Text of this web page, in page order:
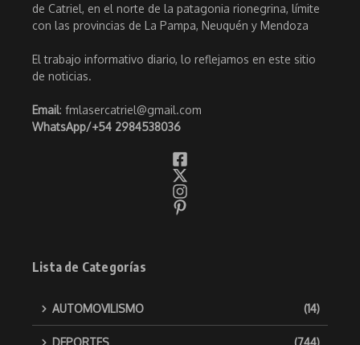
de Catriel, en el norte de la patagonia rionegrina, límite
con las provincias de La Pampa, Neuquén y Mendoza
El trabajo informativo diario, lo reflejamos en este sitio
de noticias.
Email: fmlasercatriel@gmail.com
WhatsApp/+54 2984538036
Lista de Categorías
AUTOMOVILISMO (14)
DEPORTES (744)